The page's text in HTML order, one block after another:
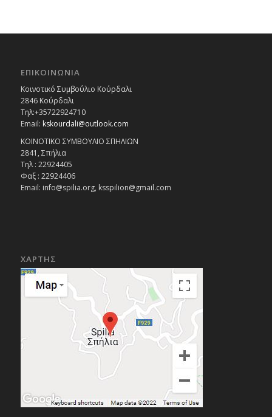
ΕΠΙΚΟΙΝΩΝΙΑ
Κοινοτικό Συμβούλιο Κούρδαλι
2846 Κούρδαλι
Τηλ:+35722924710
Email: kskourdali@outlook.com
ΚΟΙΝΟΤΙΚΟ ΣΥΜΒΟΥΛΙΟ ΣΠΗΛΙΩΝ
2841, Σπήλια
Τηλ : 22924405
Φαξ : 22924406
Email: info@spilia.org, ksspilion@gmail.com
ΧΑΡΤΗΣ